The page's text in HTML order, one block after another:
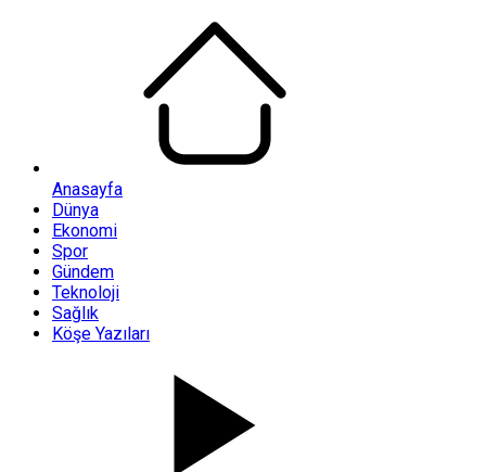
Anasayfa
Dünya
Ekonomi
Spor
Gündem
Teknoloji
Sağlık
Köşe Yazıları